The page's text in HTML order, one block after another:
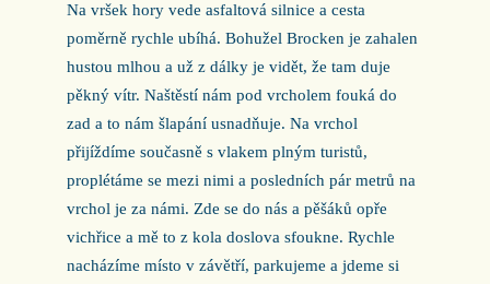
Na vršek hory vede asfaltová silnice a cesta
poměrně rychle ubíhá. Bohužel Brocken je zahalen
hustou mlhou a už z dálky je vidět, že tam duje
pěkný vítr. Naštěstí nám pod vrcholem fouká do
zad a to nám šlapání usnadňuje. Na vrchol
přijíždíme současně s vlakem plným turistů,
proplétáme se mezi nimi a posledních pár metrů na
vrchol je za námi. Zde se do nás a pěšáků opře
vichřice a mě to z kola doslova sfoukne. Rychle
nacházíme místo v závětří, parkujeme a jdeme si